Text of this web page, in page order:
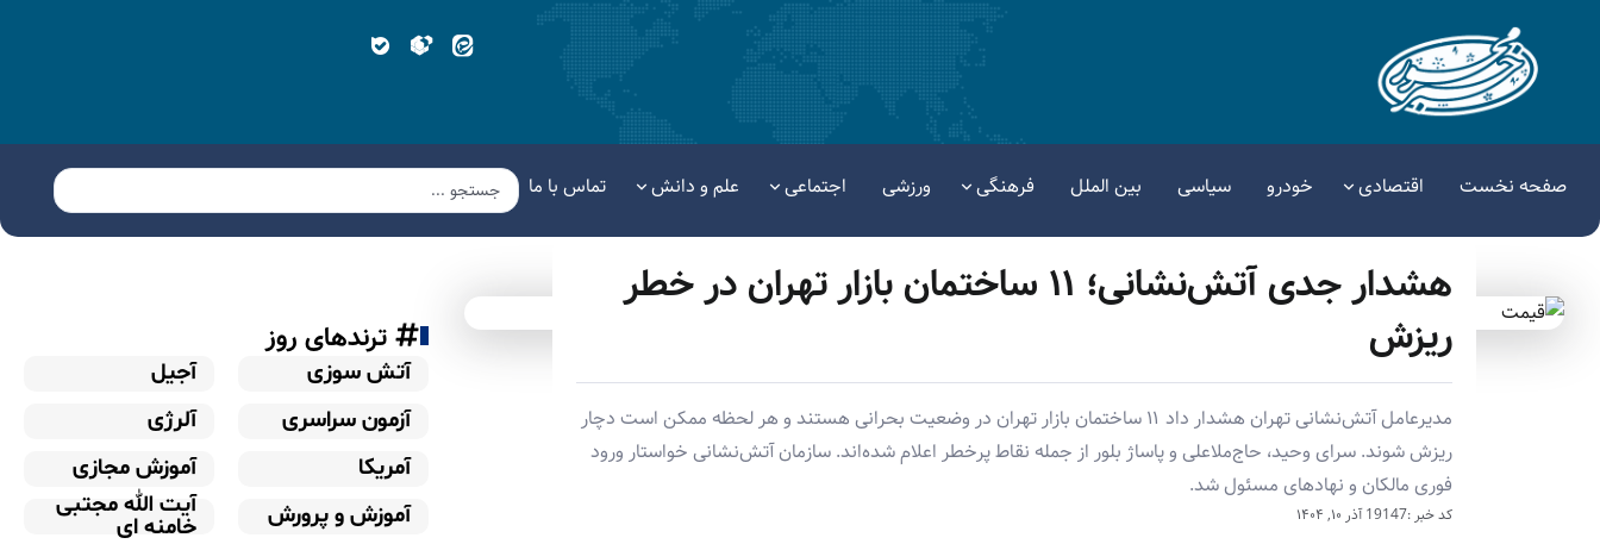
صفحه نخست اقتصادی خودرو سیاسی بین الملل فرهنگی ورزشی اجتماعی علم و دانش تماس با ما
هشدار جدی آتش‌نشانی؛ ۱۱ ساختمان بازار تهران در خطر
ریزش
مدیرعامل آتش‌نشانی تهران هشدار داد ۱۱ ساختمان بازار تهران در وضعیت بحرانی هستند و هر لحظه ممکن است دچار
ریزش شوند. سرای وحید، حاج‌ملاعلی و پاساژ بلور از جمله نقاط پرخطر اعلام شده‌اند. سازمان آتش‌نشانی خواستار ورود
فوری مالکان و نهادهای مسئول شد.
کد خبر :19147 آذر ۱۰, ۱۴۰۴
ترندهای روز
آتش سوزی
آجیل
آزمون سراسری
آلرژی
آمریکا
آموزش مجازی
آموزش و پرورش
آیت الله مجتبی
خامنه ای